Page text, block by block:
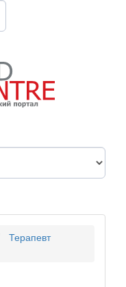
Терапевт